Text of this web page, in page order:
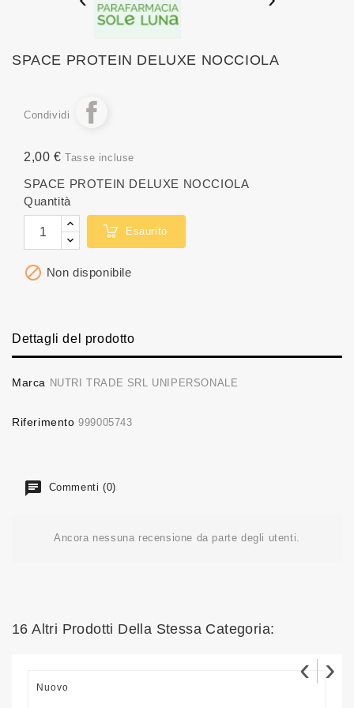
SPACE PROTEIN DELUXE NOCCIOLA
Condividi
2,00 € Tasse incluse
SPACE PROTEIN DELUXE NOCCIOLA
Quantità
Esaurito
 Non disponibile
Dettagli del prodotto
Marca NUTRI TRADE SRL UNIPERSONALE
Riferimento 999005743
Commenti (0)
Ancora nessuna recensione da parte degli utenti.
16 Altri Prodotti Della Stessa Categoria:
Nuovo
‹ ›